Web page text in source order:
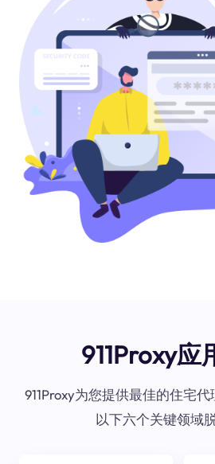
911Proxy应
911Proxy为您提供最佳的住宅
以下六个关键领域